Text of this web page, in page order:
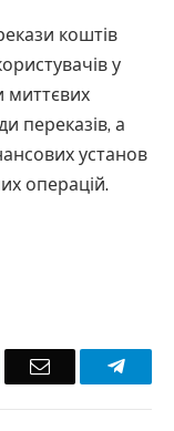
коштів
у
миттєвих
переказів, а
установ
операцій.
Email